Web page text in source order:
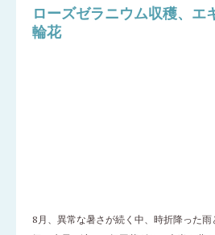
ローズゼラニウム収穫、エ
輪花
8月、異常な暑さが続く中、時折降った